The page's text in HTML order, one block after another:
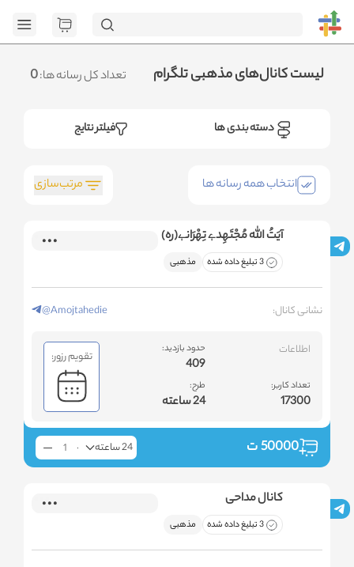
تعداد کل رسانه ها:0 لیست کانال‌های مذهبی تلگرام
فیلتر نتایج دسته بندی ها
مرتب‌سازی انتخاب همه رسانه ها
آیَتُ الله مُجْتَهِدےٖ تِهْرَانےٖ(ره)
3 تبلیغ داده شده مذهبی
نشانی کانال: @Amojtahedie
اطلاعات
تعداد کاربر:
17300
حدود بازدید:
409
طرح:
24 ساعته
تقویم رزور:
50000ت 24 ساعته
کانال مداحی
3 تبلیغ داده شده مذهبی
[GET]
.متوجه شدم